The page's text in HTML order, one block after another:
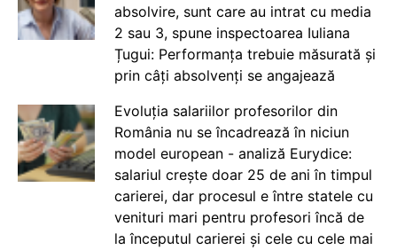
absolvire, sunt care au intrat cu media
2 sau 3, spune inspectoarea Iuliana
Țugui: Performanța trebuie măsurată și
prin câți absolvenți se angajează
Evoluția salariilor profesorilor din
România nu se încadrează în niciun
model european - analiză Eurydice:
salariul crește doar 25 de ani în timpul
carierei, dar procesul e între statele cu
venituri mari pentru profesori încă de
la începutul carierei și cele cu cele mai